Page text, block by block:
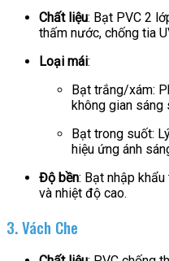
Chất liệu: Bạt PVC 2
thấm nước, chống tia
Loại mái:
Bạt trắng/xám:
không gian sáng
Bạt trong suốt:
hiệu ứng ánh
Độ bền: Bạt nhập
và nhiệt độ cao.
3. Vách Che